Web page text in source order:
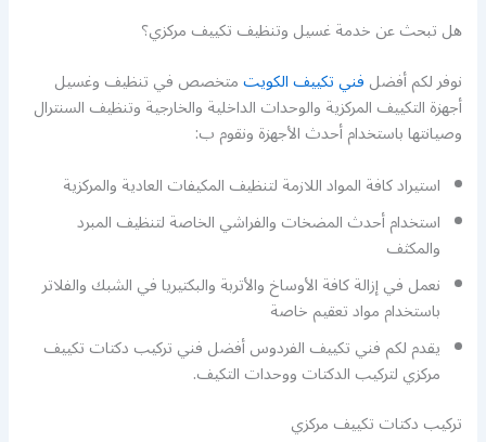
هل تبحث عن خدمة غسيل وتنظيف تكييف مركزي؟
نوفر لكم أفضلفني تكييف الكويتمتخصص في تنظيف وغسيل
أجهزة التكييف المركزية والوحدات الداخلية والخارجية وتنظيف السنترال
وصيانتها باستخدام أحدث الأجهزة ونقوم ب:
استيراد كافة المواد اللازمة لتنظيف المكيفات العادية والمركزية
استخدام أحدث المضخات والفراشي الخاصة لتنظيف المبرد
والمكثف
نعمل في إزالة كافة الأوساخ والأتربة والبكتيريا في الشبك والفلاتر
باستخدام مواد تعقيم خاصة
يقدم لكم فني تكييف الفردوس أفضل فني تركيب دكتات تكييف
مركزي لتركيب الدكتات ووحدات التكيف.
تركيب دكتات تكييف مركزي